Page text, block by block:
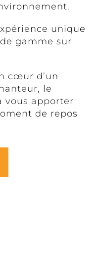
unique
gamme sur
cœur d’un
le
vous apporter
de repos